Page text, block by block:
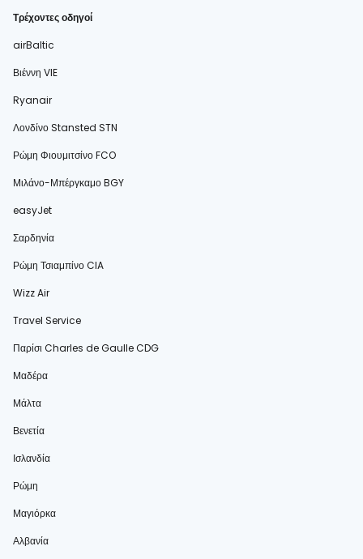
Τρέχοντες οδηγοί
airBaltic
Βιέννη VIE
Ryanair
Λονδίνο Stansted STN
Ρώμη Φιουμιτσίνο FCO
Μιλάνο-Μπέργκαμο BGY
easyJet
Σαρδηνία
Ρώμη Τσιαμπίνο CIA
Wizz Air
Travel Service
Παρίσι Charles de Gaulle CDG
Μαδέρα
Μάλτα
Βενετία
Ισλανδία
Ρώμη
Μαγιόρκα
Αλβανία